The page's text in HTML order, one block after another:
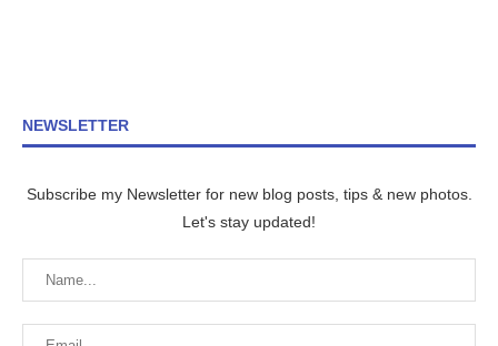
NEWSLETTER
Subscribe my Newsletter for new blog posts, tips & new photos.
Let's stay updated!